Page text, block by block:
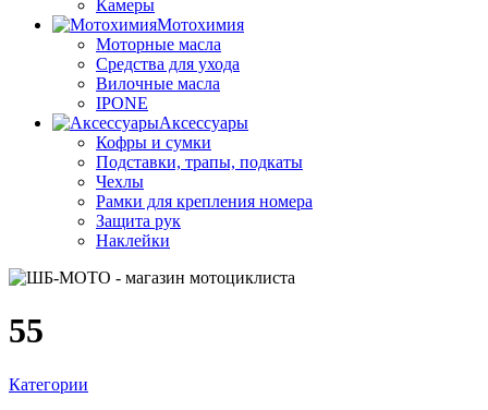
Камеры
Мотохимия
Моторные масла
Средства для ухода
Вилочные масла
IPONE
Аксессуары
Кофры и сумки
Подставки, трапы, подкаты
Чехлы
Рамки для крепления номера
Защита рук
Наклейки
55
Категории